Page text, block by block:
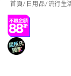
首頁/ 日用品/流行生